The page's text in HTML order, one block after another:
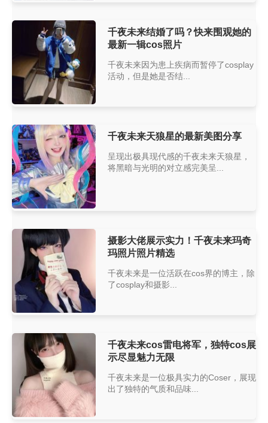
千夜未来结婚了吗？快来围观她的
最新一辑cos照片
千夜未来因为患上疾病而暂停了cosplay
活动，但是她是否结...
千夜未来天狼星的最新美图分享
呈现出极具现代感的千夜未来天狼星，
将黑暗与光明的对立感完美呈...
摄影大佬展示实力！千夜未来玛奇
玛照片照片精选
千夜未来是一位活跃在cos界的博主，除
了cosplay和摄影...
千夜未来cos雷电将军，独特cos展
示尽显魅力无限
千夜未来是一位极具实力的Coser，展现
出了独特的气质和品味...